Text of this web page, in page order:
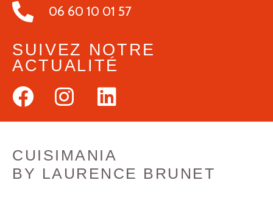
06 60 10 01 57
SUIVEZ NOTRE
ACTUALITÉ
CUISIMANIA
BY LAURENCE BRUNET